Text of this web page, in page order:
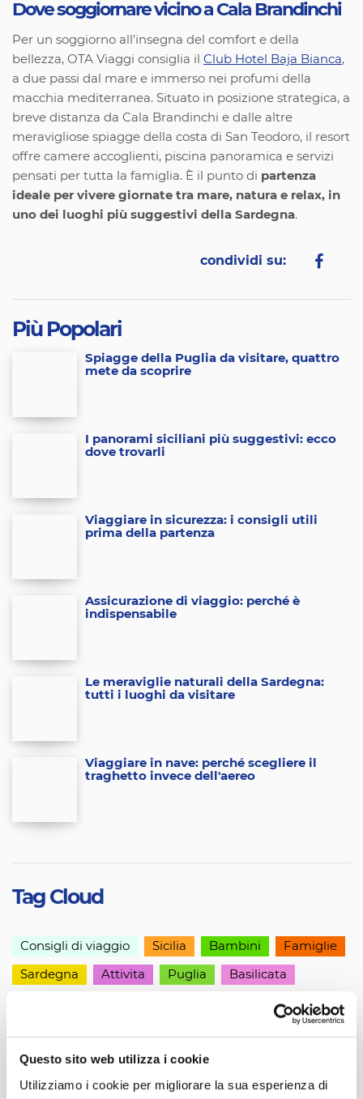
Questo sito web utilizza i cookie
Utilizziamo i cookie per migliorare la sua esperienza di
Dove soggiornare vicino a Cala Brandinchi
Per un soggiorno all’insegna del comfort e della
bellezza, OTA Viaggi consiglia il Club Hotel Baja Bianca,
a due passi dal mare e immerso nei profumi della
macchia mediterranea. Situato in posizione strategica, a
breve distanza da Cala Brandinchi e dalle altre
meravigliose spiagge della costa di San Teodoro, il resort
offre camere accoglienti, piscina panoramica e servizi
pensati per tutta la famiglia. È il punto di partenza
ideale per vivere giornate tra mare, natura e relax, in
uno dei luoghi più suggestivi della Sardegna.
condividi su:
Più Popolari
Spiagge della Puglia da visitare, quattro
mete da scoprire
I panorami siciliani più suggestivi: ecco
dove trovarli
Viaggiare in sicurezza: i consigli utili
prima della partenza
Assicurazione di viaggio: perché è
indispensabile
Le meraviglie naturali della Sardegna:
tutti i luoghi da visitare
Viaggiare in nave: perché scegliere il
traghetto invece dell'aereo
Tag Cloud
Consigli di viaggio Sicilia Bambini Famiglie
Sardegna Attivita Puglia Basilicata
Campania